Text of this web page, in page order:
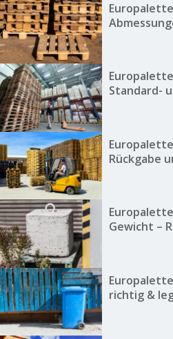
Standard-
Rückgabe
Gewicht –
richtig &